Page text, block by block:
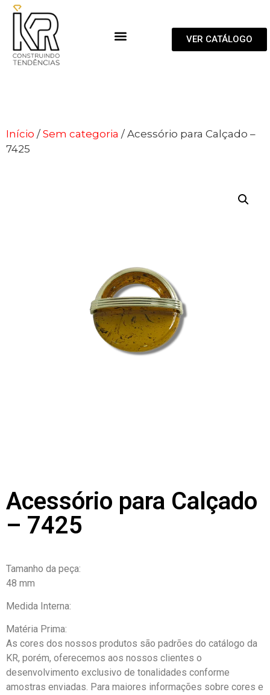
VER CATÁLOGO
Início /Sem categoria / Acessório para Calçado –
7425
Acessório para Calçado
– 7425
Tamanho da peça:
48 mm
Medida Interna:
Matéria Prima:
As cores dos nossos produtos são padrões do catálogo da
KR, porém, oferecemos aos nossos clientes o
desenvolvimento exclusivo de tonalidades conforme
amostras enviadas. Para maiores informações sobre cores e